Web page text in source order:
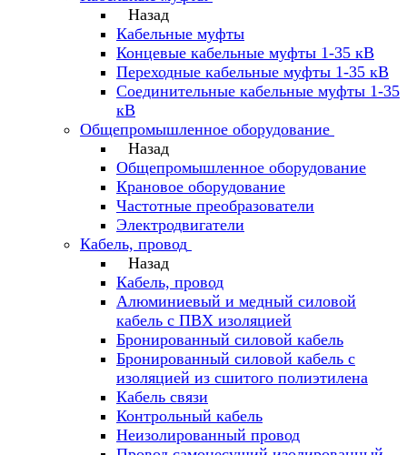
Назад
Кабельные муфты
Концевые кабельные муфты 1-35 кВ
Переходные кабельные муфты 1-35 кВ
Соединительные кабельные муфты 1-35
кВ
Общепромышленное оборудование
Назад
Общепромышленное оборудование
Крановое оборудование
Частотные преобразователи
Электродвигатели
Кабель, провод
Назад
Кабель, провод
Алюминиевый и медный силовой
кабель с ПВХ изоляцией
Бронированный силовой кабель
Бронированный силовой кабель с
изоляцией из сшитого полиэтилена
Кабель связи
Контрольный кабель
Неизолированный провод